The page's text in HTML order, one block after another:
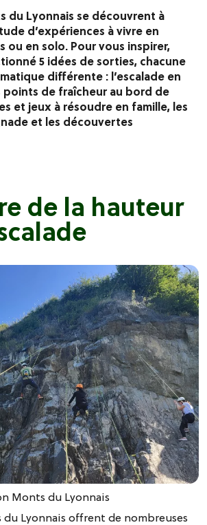
du Lyonnais se découvrent à
d’expériences à vivre en
ou en solo. Pour vous inspirer,
5 idées de sorties, chacune
différente : l’escalade en
points de fraîcheur au bord de
et jeux à résoudre en famille, les
et les découvertes
de la hauteur
Monts du Lyonnais
du Lyonnais offrent de nombreuses